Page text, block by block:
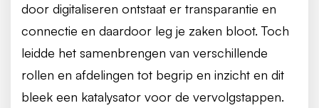
door digitaliseren ontstaat er transparantie en
connectie en daardoor leg je zaken bloot. Toch
leidde het samenbrengen van verschillende
rollen en afdelingen tot begrip en inzicht en dit
bleek een katalysator voor de vervolgstappen.